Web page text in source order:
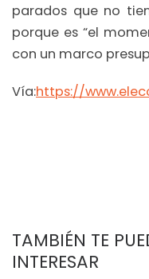
parados que no
porque es “el
con un marco
Vía:https://
TAMBIÉN TE
INTERESAR